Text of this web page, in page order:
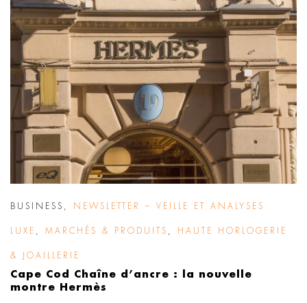
BUSINESS NEWSLETTER – VEILLE ET ANALYSES
LUXE MARCHÉS & PRODUITS HAUTE HORLOGERIE
& JOAILLERIE
Cape Cod Chaîne d’ancre : la nouvelle
montre Hermès